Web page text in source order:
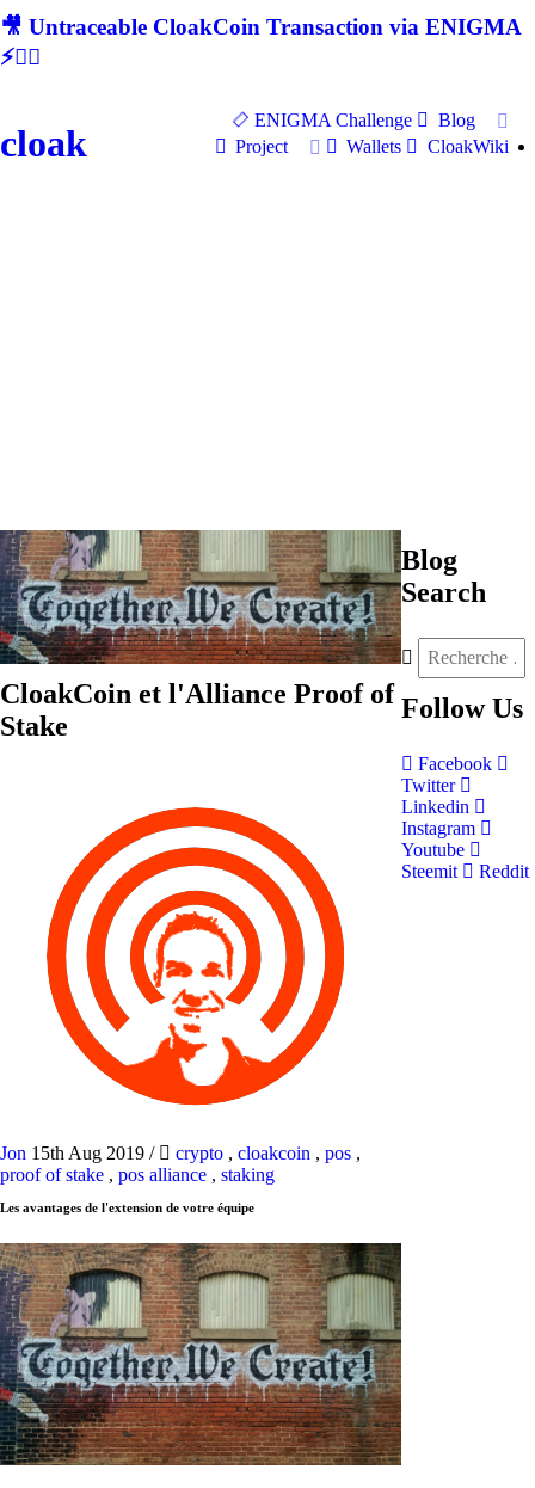
🎥 Untraceable CloakCoin Transaction via ENIGMA
⚡🕵‍♂
cloak
ENIGMA Challenge
Blog
Project
Wallets CloakWiki
CloakCoin et l'Alliance Proof of
Stake
Jon 15th Aug 2019 / crypto , cloakcoin , pos ,
proof of stake , pos alliance , staking
Les avantages de l'extension de votre équipe
Blog
Search
Follow Us
Facebook
Twitter
Linkedin
Instagram
Youtube
Steemit
Reddit